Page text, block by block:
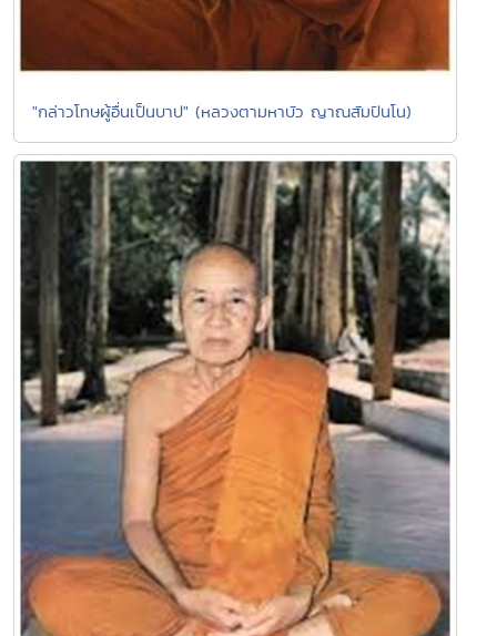
"กล่าวโทษผู้อื่นเป็นบาป" (หลวงตามหาบัว ญาณสัมปันโน)